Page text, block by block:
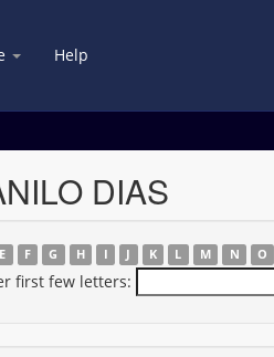
Help
DIAS
E F G H I J K L M N O
first few letters: